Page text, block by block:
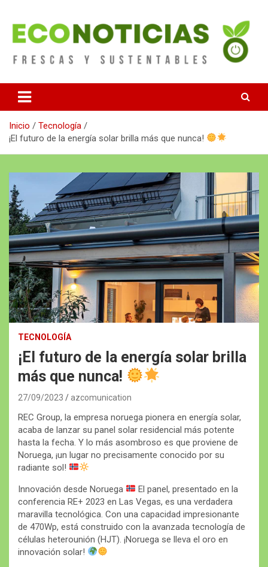
contenido
Econoticias
Inicio
Tecnología
¡El futuro de la energía solar brilla más que nunca!
TECNOLOGÍA
¡El futuro de la energía solar brilla
más que nunca!
27/09/2023 azcomunication
REC Group, la empresa noruega pionera en energía solar,
acaba de lanzar su panel solar residencial más potente
hasta la fecha. Y lo más asombroso es que proviene de
Noruega, ¡un lugar no precisamente conocido por su
radiante sol!
Innovación desde Noruega
El panel, presentado en la
conferencia RE+ 2023 en Las Vegas, es una verdadera
maravilla tecnológica. Con una capacidad impresionante
de 470Wp, está construido con la avanzada tecnología de
células heterounión (HJT). ¡Noruega se lleva el oro en
innovación solar!